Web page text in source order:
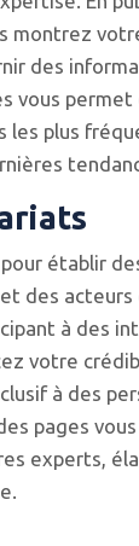
montrez
des
vous
les plus
établir
des
à des
votre
à des
pages
experts,